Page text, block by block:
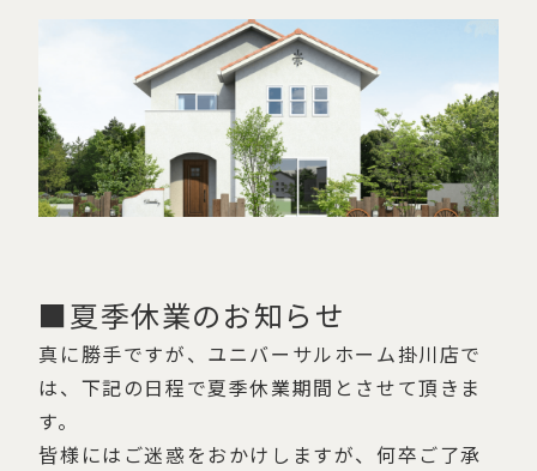
■夏季休業のお知らせ
真に勝手ですが、ユニバーサルホーム掛川店で
は、下記の日程で夏季休業期間とさせて頂きま
す。
皆様にはご迷惑をおかけしますが、何卒ご了承